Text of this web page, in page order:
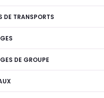
DE TRANSPORTS
DE GROUPE